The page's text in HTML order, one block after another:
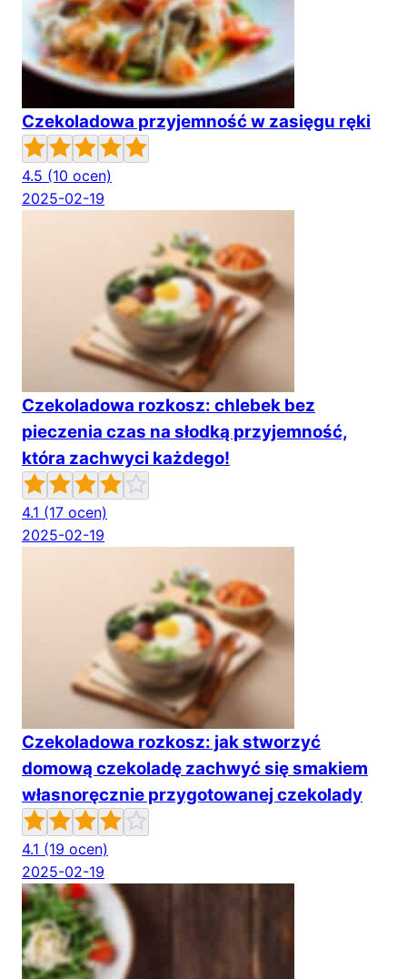
Czekoladowa przyjemność w zasięgu ręki
4.5 (10 ocen)
2025-02-19
Czekoladowa rozkosz: chlebek bez
pieczenia czas na słodką przyjemność,
która zachwyci każdego!
4.1 (17 ocen)
2025-02-19
Czekoladowa rozkosz: jak stworzyć
domową czekoladę zachwyć się smakiem
własnoręcznie przygotowanej czekolady
4.1 (19 ocen)
2025-02-19